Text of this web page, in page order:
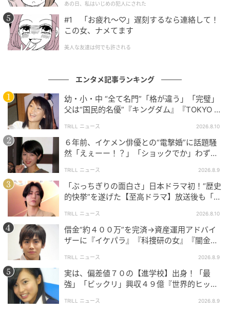
それでも2013年8月放送のドラマ『
女』（フジテレビ系）で女優デビューを果たすと、翌
2014年7月には
EXILE
さん主演のドラマ
『GTO』（フジテレビ系）に生徒役で出演。さらに同
ューを飾りました。
演技への葛藤を抱えながらも、現場を重ねるなかで少
しずつ向き合い方を変えていった松井さん。モデルや
アイドルとしての華やかなイメージにとどまらず、難
しい役柄にも挑む女優へと成長を遂げていきました。
『子宮恋愛』で魅せた体当たり演技
そんな松井さんの新たな一面を強く印象づけたのが、
2025年に放送されたドラマ『子宮恋愛』（読売テレビ
ほか）です。「私の子宮が恋をした。だけどそれは夫
とは別の人でした」という強烈なキャッチコピーを掲
げた本作は、結婚生活のなかで自分の本音を押し殺し
てきた女性が、夫とは別の男性へと惹かれていく姿を
描いた、刺激的なラブストーリーです。
あの日、私はいじめの犯人にされた
#1 「お疲れ〜♡」遅刻するなら連絡して！
この女、ナメてます
美人な友達は何でも許される
エンタメ記事ランキング
幼・小・中 “全て名門”「格が違う」「完璧」
父は“国民的名優”『キングダム』『TOKYO M
TRILL ニュース 2026.8.10
６年前、イケメン俳優との“電撃婚”に話題騒
然「えぇーー！？」「ショックでか」わずか
TRILL ニュース 2026.8.9
「ぶっちぎりの面白さ」日本ドラマ初！“歴史
的快挙”を遂げた【至高ドラマ】放送後も「リ
TRILL ニュース 2026.8.10
借金“約４００万”を完済→資産運用アドバイ
ザーに『イケパラ』『科捜研の女』『闇金ウ
TRILL ニュース 2026.8.9
実は、偏差値７０の【進学校】出身！「最
強」「ビックリ」興収４９億『世界的ヒット
TRILL ニュース 2026.8.9